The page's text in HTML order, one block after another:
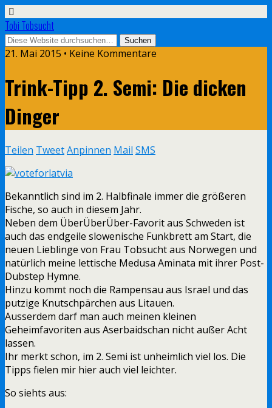
Tobi Tobsucht
21. Mai 2015 • Keine Kommentare
Trink-Tipp 2. Semi: Die dicken
Dinger
Teilen TweetAnpinnen Mail SMS
Bekanntlich sind im 2. Halbfinale immer die größeren
Fische, so auch in diesem Jahr.
Neben dem ÜberÜberÜber-Favorit aus Schweden ist
auch das endgeile slowenische Funkbrett am Start, die
neuen Lieblinge von Frau Tobsucht aus Norwegen und
natürlich meine lettische Medusa Aminata mit ihrer Post-
Dubstep Hymne.
Hinzu kommt noch die Rampensau aus Israel und das
putzige Knutschpärchen aus Litauen.
Ausserdem darf man auch meinen kleinen
Geheimfavoriten aus Aserbaidschan nicht außer Acht
lassen.
Ihr merkt schon, im 2. Semi ist unheimlich viel los. Die
Tipps fielen mir hier auch viel leichter.
So siehts aus: